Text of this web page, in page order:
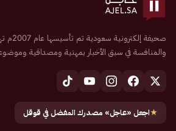
صحيفة
والمنافسة في سبق الأخبار بمهنية ومصداقية
★اجعل «عاجل» مصدرك المفضل في قوقل